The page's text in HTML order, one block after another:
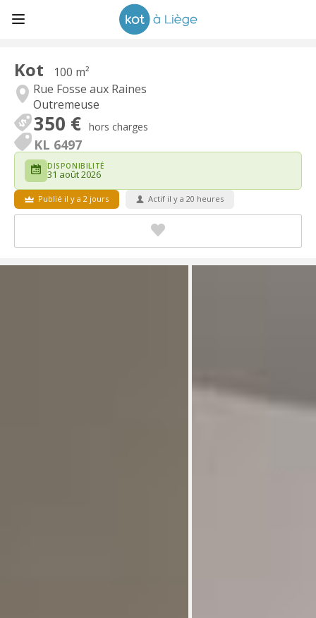
Kot
100 m²
Rue Fosse aux Raines
Outremeuse
350 € hors charges
KL 6497
DISPONIBILITÉ
31 août 2026
Publié il y a 2 jours Actif il y a 20 heures